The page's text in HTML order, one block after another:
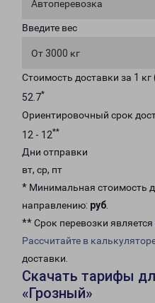
Автоперевозка
Введите вес
От 3000 кг
Стоимость доставки за 1
52.7*
Ориентировочный срок
12 - 12**
Дни отправки
вт, ср, пт
* Минимальная стоимость
направлению: руб.
** Срок перевозки является
Рассчитайте в
доставки.
Скачать тарифы
«Грозный»